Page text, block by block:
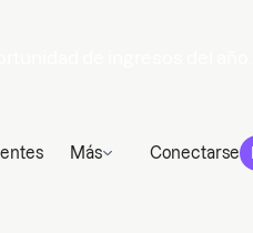
Más Conectarse